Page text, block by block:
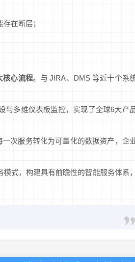
在断层；
核心流程。与 JIRA、DMS 等近十个系
与多维仪表板监控，实现了全球6大产
次服务转化为可量化的数据资产，企
式，构建具有前瞻性的智能服务体系，